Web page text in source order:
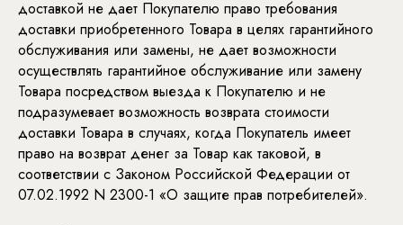
доставкой не дает Покупателю право требования
доставки приобретенного Товара в целях гарантийного
обслуживания или замены, не дает возможности
осуществлять гарантийное обслуживание или замену
Товара посредством выезда к Покупателю и не
подразумевает возможность возврата стоимости
доставки Товара в случаях, когда Покупатель имеет
право на возврат денег за Товар как таковой, в
соответствии с Законом Российской Федерации от
07.02.1992 N 2300-1 «О защите прав потребителей».